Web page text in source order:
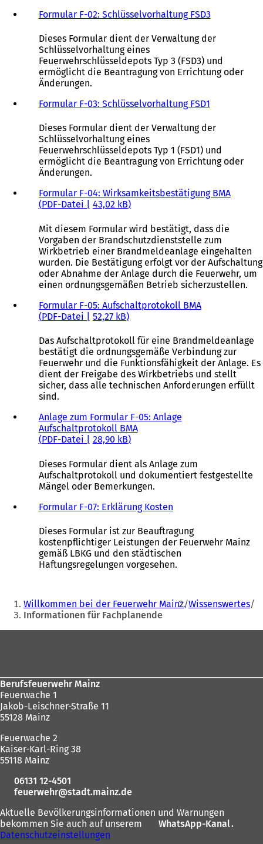
Formular F-02: Schlüsselvorhaltung FSD3
Dieses Formular dient der Verwaltung der
Schlüsselvorhaltung eines
Feuerwehrschlüsseldepots Typ 3 (FSD3) und
ermöglicht die Beantragung von Errichtung oder
Änderungen.
Formular F-03: Schlüsselvorhaltung FSD1
Dieses Formular dient der Verwaltung der
Schlüsselvorhaltung eines
Feuerwehrschlüsseldepots Typ 1 (FSD1) und
ermöglicht die Beantragung von Errichtung oder
Änderungen.
Formular F-04: Wirksamkeitsbestätigung BMA
PDF-Datei 43,02 kB
Mit diesem Formular wird bestätigt, dass die
Vorgaben der Brandschutzdienststelle zum
Wirkbetrieb einer Brandmeldeanlage eingehalten
wurden. Die Bestätigung erfolgt vor der Aufschaltung
oder Abnahme der Anlage durch die Feuerwehr, um
einen ordnungsgemäßen Betrieb sicherzustellen.
Formular F-05: Aufschaltprotokoll BMA
PDF-Datei 52,27 kB
Das Aufschaltprotokoll für eine Brandmeldeanlage
bestätigt die ordnungsgemäße Verbindung zur
Feuerwehr und die Funktionsfähigkeit der Anlage. Es
dient der Freigabe des Wirkbetriebs und stellt
sicher, dass alle technischen Anforderungen erfüllt
sind.
Anlage zum Formular F-05: Anlage
Aufschaltprotokoll BMA
PDF-Datei 28,90 kB
Dieses Formular dient als Anlage zum
Aufschaltprotokoll und dokumentiert festgestellte
Mängel oder Bemerkungen.
Formular F-07: Erklärung Kosten
Dieses Formular ist zur Beauftragung
kostenpflichtiger Leistungen der Feuerwehr Mainz
gemäß LBKG und den städtischen
Haftungsregelungen vorgesehen.
Sie
befinden
sich
Willkommen bei der Feuerwehr Mainz Wissenswertes
Informationen für Fachplanende
Berufsfeuerwehr Mainz
Feuerwache 1
Jakob-Leischner-Straße 11
55128 Mainz
Feuerwache 2
Kaiser-Karl-Ring 38
55118 Mainz
06131 12-4501
feuerwehr
stadt.mainz de
Aktuelle Bevölkerungsinformationen und Warnungen
bekommen Sie auch auf unserem
WhatsApp-Kanal(.
Datenschutzeinstellungen